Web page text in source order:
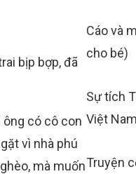
bịp bợp, đã
ông có cô con
vì nhà phú
mà muốn
Cáo và
cho bé)
Sự tích
Việt
Truyện